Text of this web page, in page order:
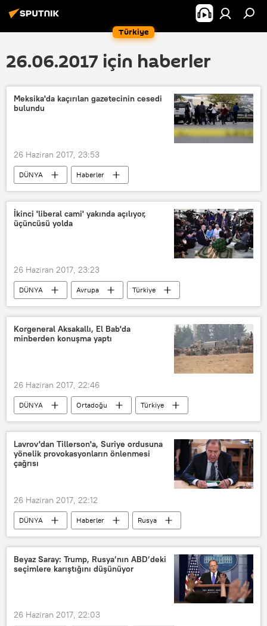
Türkiye
26.06.2017 için haberler
Meksika'da kaçırılan gazetecinin cesedi
bulundu
26 Haziran 2017, 23:53
DÜNYA
Haberler
Güney Amerika
Meksika
Gazeteci
İkinci 'liberal cami' yakında açılıyor,
üçüncüsü yolda
26 Haziran 2017, 23:23
DÜNYA Avrupa
Türkiye
Haberler
Almanya
TÜRKİYE
Seyran Ateş
Diyanet İşleri Başkanlığı
FETÖ
Korgeneral Aksakallı, El Bab'da
minberden konuşma yaptı
26 Haziran 2017, 22:46
DÜNYA Ortadoğu
Türkiye
Haberler
Suriye
El Bab
Zekai Aksakallı
TSK
Türk Silahlı Kuvvetleri
Lavrov'dan Tillerson'a, Suriye ordusuna
yönelik provokasyonların önlenmesi
çağrısı
26 Haziran 2017, 22:12
DÜNYA Haberler
Rusya
ABD
Suriye
Sergey Lavrov
Rex Tillerson
Beyaz Saray: Trump, Rusya’nın ABD’deki
seçimlere karıştığını düşünüyor
26 Haziran 2017, 22:03